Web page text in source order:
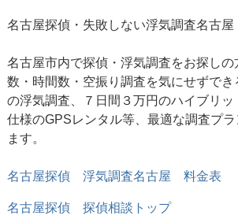
名古屋探偵・失敗しない浮気調査名古屋
名古屋市内で探偵・浮気調査をお探しの
数・時間数・空振り調査を気にせずでき
の浮気調査、７日間３万円のハイブリ
仕様のGPSレンタル等、最適な調査プ
ます。
名古屋探偵 浮気調査名古屋 料金表
名古屋探偵 探偵相談トップ